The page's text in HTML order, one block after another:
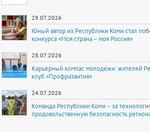
29.07.2026
Юный автор из Республики Коми стал
конкурса «Моя страна – моя Россия»
28.07.2026
Карьерный компас молодежи: жителей
клуб «Профразвития»
24.07.2026
Команда Республики Коми – за
продовольственную безопасность